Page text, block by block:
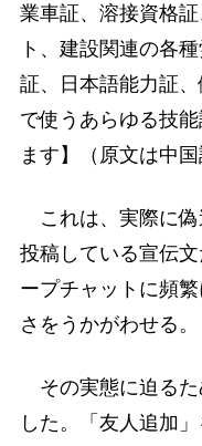
業車証、溶接資格
ト、建設関連の各
証、日本語能力証
で使うあらゆる技
ます】（原文は中国
これは、実際に偽
投稿している宣伝
ープチャットに頻
さをうかがわせる。
その実態に迫るた
した。「友人追加